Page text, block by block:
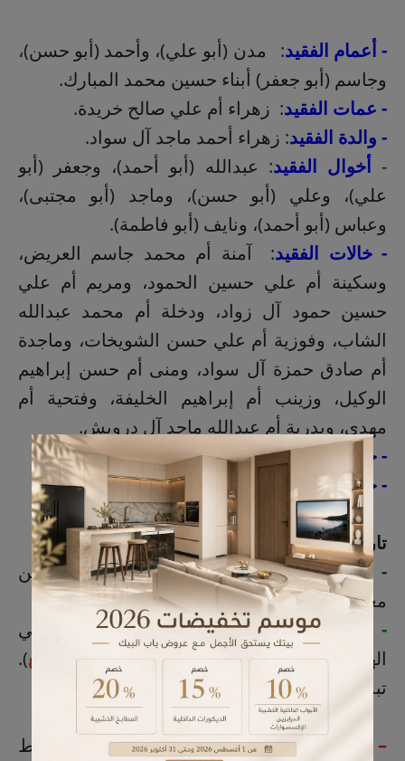
- أعمام الفقيد: مدن (أبو علي)، وأحمد (أبو حسن)،
وجاسم (أبو جعفر) أبناء حسين محمد المبارك.
- عمات الفقيد: زهراء أم علي صالح خريدة.
- والدة الفقيد: زهراء أحمد ماجد آل سواد.
- أخوال الفقيد: عبدالله (أبو أحمد)، وجعفر (أبو
علي)، وعلي (أبو حسن)، وماجد (أبو مجتبى)،
وعباس (أبو أحمد)، ونايف (أبو فاطمة).
- خالات الفقيد: آمنة أم محمد جاسم العريض،
وسكينة أم علي حسين الحمود، ومريم أم علي
حسين حمود آل زواد، ودخلة أم محمد عبدالله
الشاب، وفوزية أم علي حسن الشويخات، وماجدة
أم صادق حمزة آل سواد، ومنى أم حسن إبراهيم
الوكيل، وزينب أم إبراهيم الخليفة، وفتحية أم
مهدي، وبدرية أم عبدالله ماجد آل درويش.
- جدة الفقيد لأبيه: فاطمه صالح المطوع.
- جدة الفقيد لأمه
: فاطمه علي المبارك.
تاريخ الوفاة:
- التشييع
: 4 عصر الأربعاء 23 محرم 1448هـ من
مغتسل مدينة سيهات.
- الفاتحة: للرجال والنساء: حسينية الإمام علي
الهادي عليه السلام، سيهات - حي الغدير ( الموقع).
تبدأ من عصر اليوم، عصرًا ومساءً.
– للرجال
: تستقبل العائلة التعازي على رابط